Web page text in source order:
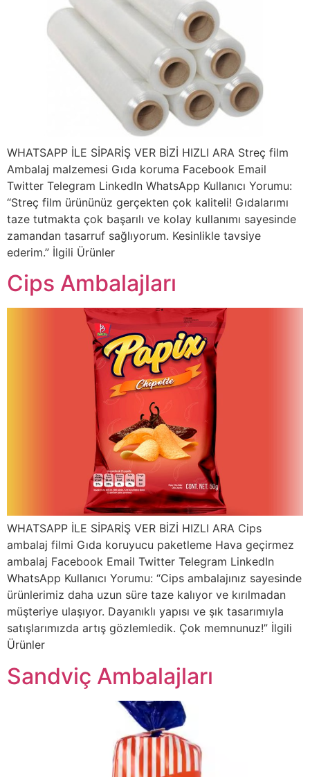
WHATSAPP İLE SİPARİŞ VER BİZİ HIZLI ARA Streç film
Ambalaj malzemesi Gıda koruma Facebook Email
Twitter Telegram LinkedIn WhatsApp Kullanıcı Yorumu:
“Streç film ürününüz gerçekten çok kaliteli! Gıdalarımı
taze tutmakta çok başarılı ve kolay kullanımı sayesinde
zamandan tasarruf sağlıyorum. Kesinlikle tavsiye
ederim.” İlgili Ürünler
Cips Ambalajları
WHATSAPP İLE SİPARİŞ VER BİZİ HIZLI ARA Cips
ambalaj filmi Gıda koruyucu paketleme Hava geçirmez
ambalaj Facebook Email Twitter Telegram LinkedIn
WhatsApp Kullanıcı Yorumu: “Cips ambalajınız sayesinde
ürünlerimiz daha uzun süre taze kalıyor ve kırılmadan
müşteriye ulaşıyor. Dayanıklı yapısı ve şık tasarımıyla
satışlarımızda artış gözlemledik. Çok memnunuz!” İlgili
Ürünler
Sandviç Ambalajları